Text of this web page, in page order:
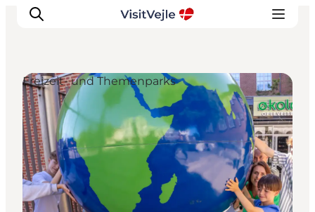
Erlebnisse
Veranstaltungen
Reiseplanung
Inspiration
Freizeit- und Themenparks